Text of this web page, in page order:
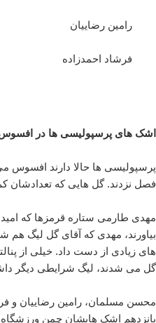
رامین رضاییان
فرشاد احمدزاده
اشک های پرسپولیسی ها در
پرسپولیسی ها حالا دارند افسوس
فصل نزدند. گل هایی که تعدادشان
مهدی طارمی ستاره قرمزها که
بیاورند، مهدی که آقای گل لیگ
های زیادی از دست داد. خیلی از
گل می شدند، لیگ شرایطی دیگر
محسن مسلمان، رامین رضاییان و
پانزدهم اشک هایشان چمن ورزشگاه